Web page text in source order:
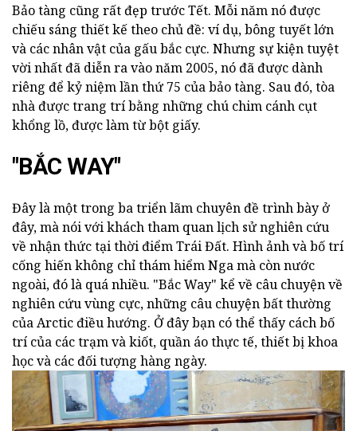
Bảo tàng cũng rất đẹp trước Tết. Mỗi năm nó được
chiếu sáng thiết kế theo chủ đề: ví dụ, bông tuyết lớn
và các nhân vật của gấu bắc cực. Nhưng sự kiện tuyệt
vời nhất đã diễn ra vào năm 2005, nó đã được dành
riêng để kỷ niệm lần thứ 75 của bảo tàng. Sau đó, tòa
nhà được trang trí bằng những chú chim cánh cụt
khổng lồ, được làm từ bột giấy.
"BẮC WAY"
Đây là một trong ba triển lãm chuyên đề trình bày ở
đây, mà nói với khách tham quan lịch sử nghiên cứu
về nhận thức tại thời điểm Trái Đất. Hình ảnh và bố trí
cống hiến không chỉ thám hiểm Nga mà còn nước
ngoài, đó là quá nhiều. "Bắc Way" kể về câu chuyện về
nghiên cứu vùng cực, những câu chuyện bất thường
của Arctic điều hướng. Ở đây bạn có thể thấy cách bố
trí của các trạm và kiốt, quần áo thực tế, thiết bị khoa
học và các đối tượng hàng ngày.